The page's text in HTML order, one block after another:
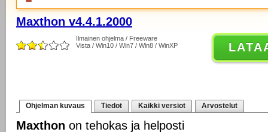
Maxthon v4.4.1.2000
Ilmainen ohjelma / Freeware
Vista / Win10 / Win7 / Win8 / WinXP
Ohjelman kuvaus Tiedot Kaikki versiot Arvostelut
Maxthon on tehokas ja helposti